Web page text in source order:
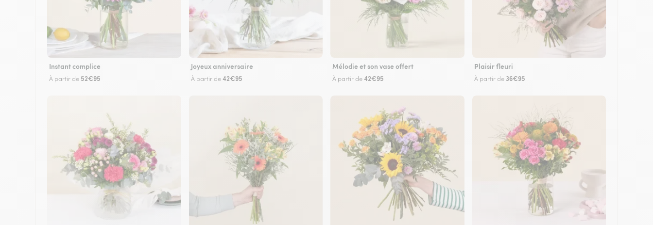
Instant complice
À partir de 52€95
Joyeux anniversaire
À partir de42€95
Mélodie et son vase offert
À partir de42€95
Plaisir fleuri
À partir de 36€95